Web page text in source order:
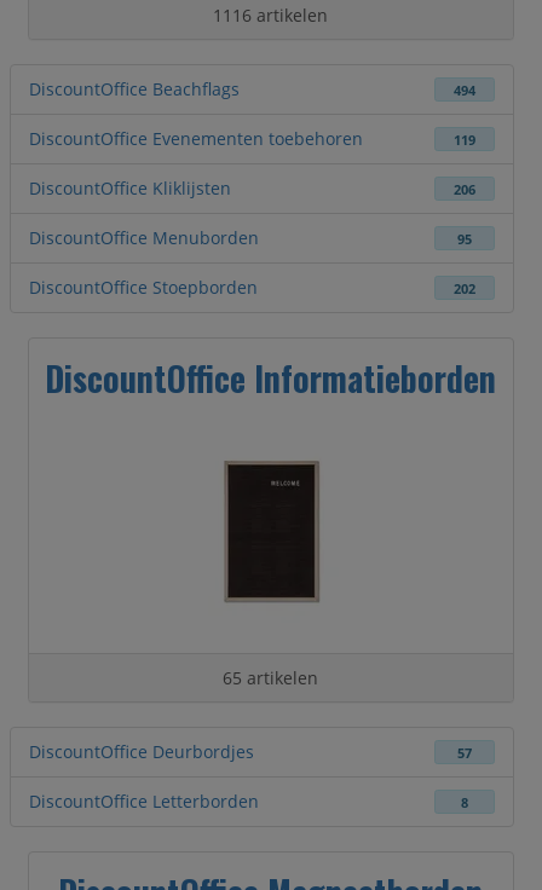
1116 artikelen
DiscountOffice Beachflags 494
DiscountOffice Evenementen toebehoren 119
DiscountOffice Kliklijsten 206
DiscountOffice Menuborden 95
DiscountOffice Stoepborden 202
DiscountOffice Informatieborden
65 artikelen
DiscountOffice Deurbordjes 57
DiscountOffice Letterborden 8